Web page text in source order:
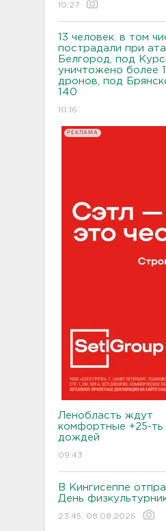
10:27
13 человек. в том
пострадали при
Белгород, под
уничтожено более
дронов, под
140
10:16
РЕКЛАМА
Ленобласть ждут
комфортные +25-ть
дождей
09:43
В Кингисеппе
День
23:45, 08.08.2026